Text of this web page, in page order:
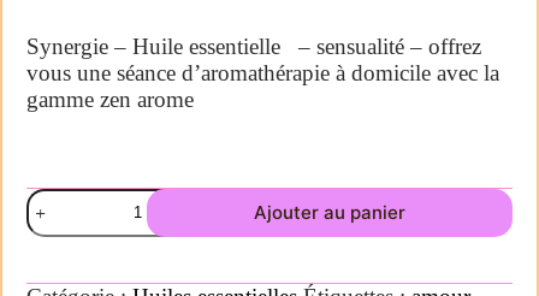
Synergie – Huile essentielle – sensualité – offrez
vous une séance d’aromathérapie à domicile avec la
gamme zen arome
Ajouter au panier